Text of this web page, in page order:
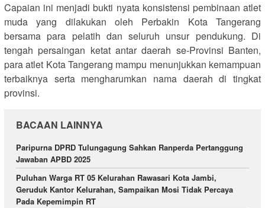
Capaian ini menjadi bukti nyata konsistensi pembinaan atlet
muda yang dilakukan oleh Perbakin Kota Tangerang
bersama para pelatih dan seluruh unsur pendukung. Di
tengah persaingan ketat antar daerah se-Provinsi Banten,
para atlet Kota Tangerang mampu menunjukkan kemampuan
terbaiknya serta mengharumkan nama daerah di tingkat
provinsi.
BACAAN LAINNYA
Paripurna DPRD Tulungagung Sahkan Ranperda Pertanggung
Jawaban APBD 2025
Puluhan Warga RT 05 Kelurahan Rawasari Kota Jambi,
Geruduk Kantor Kelurahan, Sampaikan Mosi Tidak Percaya
Pada Kepemimpin RT